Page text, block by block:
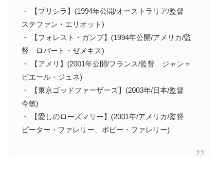
・ 【プリシラ】(1994年公開/オーストラリア/監督
ステファン・エリオット)
・ 【フォレスト・ガンプ】(1994年公開/アメリカ/監
督 ロバート・ゼメキス)
・ 【アメリ】(2001年公開/フランス/監督 ジャン＝
ピエール・ジュネ)
・ 【東京ゴッドファーザーズ】(2003年/日本/監督
今敏)
・ 【愛しのローズマリー】(2001年/アメリカ/監督
ピーター・ファレリー、ボビー・ファレリー)